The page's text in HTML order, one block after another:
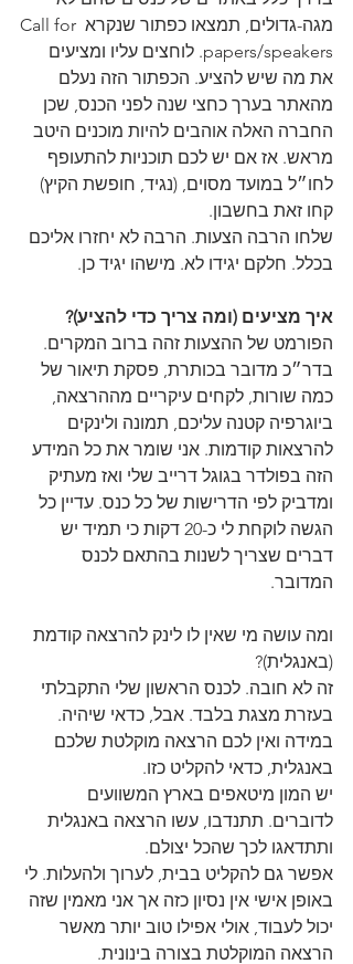
מגה-גדולים, תמצאו כפתור שנקרא Call for
papers/speakers. לוחצים עליו ומציעים
את מה שיש להציע. הכפתור הזה נעלם
מהאתר בערך כחצי שנה לפני הכנס, שכן
החברה האלה אוהבים להיות מוכנים היטב
מראש. אז אם יש לכם תוכניות להתעופף
לחו״ל במועד מסוים, (נגיד, חופשת הקיץ)
קחו זאת בחשבון.
שלחו הרבה הצעות. הרבה לא יחזרו אליכם
בכלל. חלקם יגידו לא. מישהו יגיד כן.
איך מציעים (ומה צריך כדי להציע)?
הפורמט של ההצעות זהה ברוב המקרים.
בדר״כ מדובר בכותרת, פסקת תיאור של
כמה שורות, לקחים עיקריים מההרצאה,
ביוגרפיה קטנה עליכם, תמונה ולינקים
להרצאות קודמות. אני שומר את כל המידע
הזה בפולדר בגוגל דרייב שלי ואז מעתיק
ומדביק לפי הדרישות של כל כנס. עדיין כל
הגשה לוקחת לי כ-20 דקות כי תמיד יש
דברים שצריך לשנות בהתאם לכנס
המדובר.
ומה עושה מי שאין לו לינק להרצאה קודמת
(באנגלית)?
זה לא חובה. לכנס הראשון שלי התקבלתי
בעזרת מצגת בלבד. אבל, כדאי שיהיה.
במידה ואין לכם הרצאה מוקלטת שלכם
באנגלית, כדאי להקליט כזו.
יש המון מיטאפים בארץ המשוועים
לדוברים. תתנדבו, עשו הרצאה באנגלית
ותתדאגו לכך שהכל יצולם.
אפשר גם להקליט בבית, לערוך ולהעלות. לי
באופן אישי אין נסיון כזה אך אני מאמין שזה
יכול לעבוד, אולי אפילו טוב יותר מאשר
הרצאה המוקלטת בצורה בינונית.